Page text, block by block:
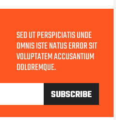
SED UT PERSPICIATIS UNDE
OMNIS ISTE NATUS ERROR SIT
VOLUPTATEM ACCUSANTIUM
DOLOREMQUE.